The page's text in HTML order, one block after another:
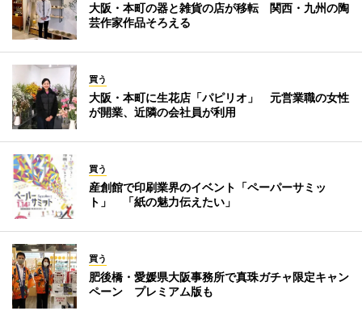
大阪・本町の器と雑貨の店が移転 関西・九州の陶
芸作家作品そろえる
買う
大阪・本町に生花店「パピリオ」 元営業職の女性
が開業、近隣の会社員が利用
買う
産創館で印刷業界のイベント「ペーパーサミッ
ト」 「紙の魅力伝えたい」
買う
肥後橋・愛媛県大阪事務所で真珠ガチャ限定キャン
ペーン プレミアム版も